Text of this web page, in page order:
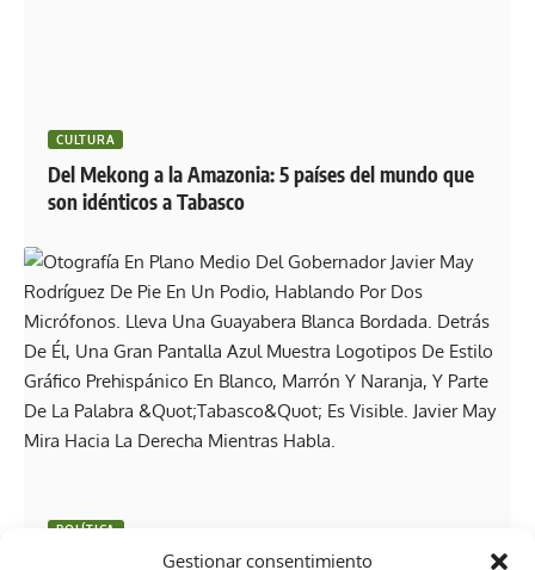
Gestionar consentimiento
CULTURA
Del Mekong a la Amazonia: 5 países del mundo que
son idénticos a Tabasco
POLÍTICA
Javier May anuncia avances en el C5, eventos